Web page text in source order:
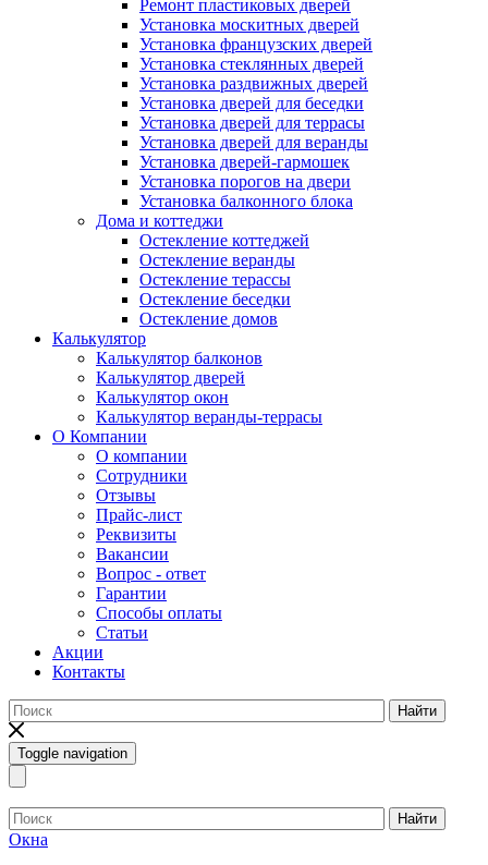
Ремонт пластиковых дверей
Установка москитных дверей
Установка французских дверей
Установка стеклянных дверей
Установка раздвижных дверей
Установка дверей для беседки
Установка дверей для террасы
Установка дверей для веранды
Установка дверей-гармошек
Установка порогов на двери
Установка балконного блока
Дома и коттеджи
Остекление коттеджей
Остекление веранды
Остекление терассы
Остекление беседки
Остекление домов
Калькулятор
Калькулятор балконов
Калькулятор дверей
Калькулятор окон
Калькулятор веранды-террасы
О Компании
О компании
Сотрудники
Отзывы
Прайс-лист
Реквизиты
Вакансии
Вопрос - ответ
Гарантии
Способы оплаты
Статьи
Акции
Контакты
Найти
Toggle navigation
Найти
Окна